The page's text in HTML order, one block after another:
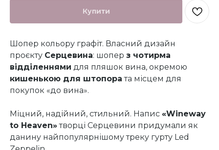
Купити
Шопер кольору графіт. Власний дизайн
проєкту Серцевина: шопер з чотирма
відділеннями для пляшок вина, окремою
кишенькою для штопора та місцем для
покупок «до вина».
Міцний, надійний, стильний. Напис «Wineway
to Heaven»творці Серцевини придумали як
данину найпопулярнішому треку гурту Led